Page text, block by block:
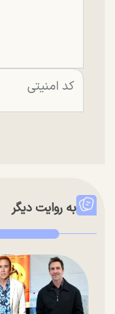
به روایت دیگر